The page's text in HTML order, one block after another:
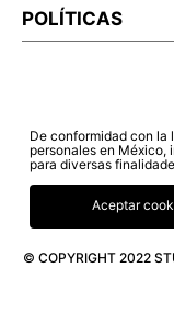
POLÍTICAS
© COPYRIGHT 2022
De conformidad con la
personales en México,
para diversas
Aceptar